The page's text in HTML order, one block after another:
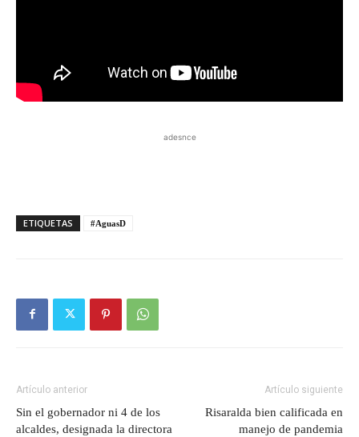
adesnce
ETIQUETAS #AguasD
Artículo anterior
Sin el gobernador ni 4 de los
alcaldes, designada la directora
Artículo siguiente
Risaralda bien calificada en
manejo de pandemia